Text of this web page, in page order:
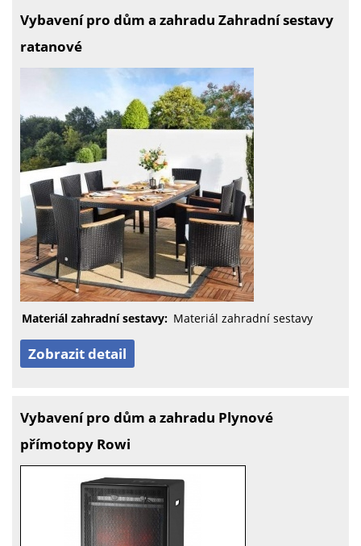
Vybavení pro dům a zahradu Zahradní sestavy
ratanové
Materiál zahradní sestavy: Materiál zahradní sestavy
Zobrazit detail
Vybavení pro dům a zahradu Plynové
přímotopy Rowi